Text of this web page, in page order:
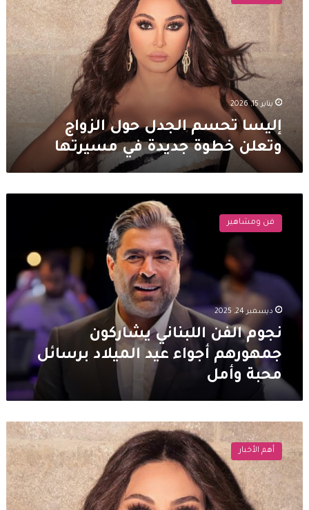
حول
الزواج
وتعلن
خطوة
جديدة
في
مسيرتهايناير 15, 2026
إليسا تحسم الجدل حول الزواج
وتعلن خطوة جديدة في مسيرتها
اللبناني
عيد
الميلاد
برسائل
فن ومشاهير
ديسمبر 24, 2025
نجوم الفن اللبناني يشاركون
جمهورهم أجواء عيد الميلاد برسائل
محبة وأمل
اليسا
تتفاعل
مع
زيارة
البابا
لاون
أهم الأخبار